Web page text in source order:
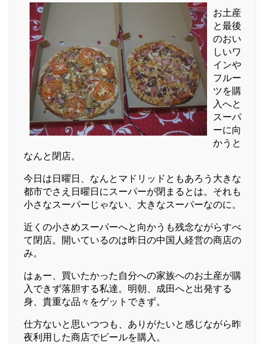
お土産
と最後
のおい
しいワ
インや
フルー
ツを購
入へと
スーパ
ーに向
かうと
なんと閉店。
今日は日曜日、なんとマドリッドともあろう大きな
都市でさえ日曜日にスーパーが閉まるとは。それも
小さなスーパーじゃない、大きなスーパーなのに。
近くの小さめスーパーへと向かうも残念ながらすべ
て閉店。開いているのは昨日の中国人経営の商店の
み。
はぁー、買いたかった自分への家族へのお土産が購
入できず落胆する私達。明朝、成田へと出発する
身、貴重な品々をゲットできず。
仕方ないと思いつつも、ありがたいと感じながら昨
夜利用した商店でビールを購入。